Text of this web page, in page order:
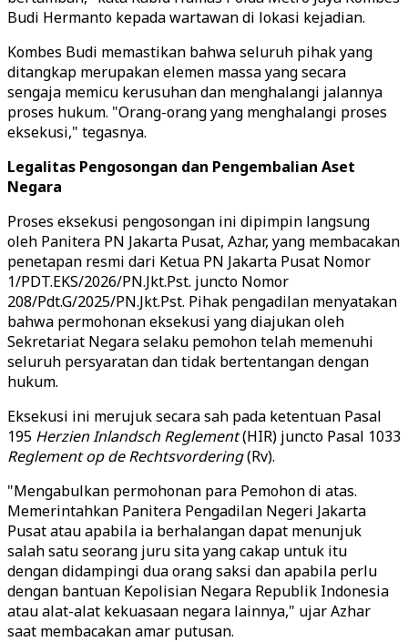
Budi Hermanto kepada wartawan di lokasi kejadian.
Kombes Budi memastikan bahwa seluruh pihak yang
ditangkap merupakan elemen massa yang secara
sengaja memicu kerusuhan dan menghalangi jalannya
proses hukum. "Orang-orang yang menghalangi proses
eksekusi," tegasnya.
Legalitas Pengosongan dan Pengembalian Aset
Negara
Proses eksekusi pengosongan ini dipimpin langsung
oleh Panitera PN Jakarta Pusat, Azhar, yang membacakan
penetapan resmi dari Ketua PN Jakarta Pusat Nomor
1/PDT.EKS/2026/PN.Jkt.Pst. juncto Nomor
208/Pdt.G/2025/PN.Jkt.Pst. Pihak pengadilan menyatakan
bahwa permohonan eksekusi yang diajukan oleh
Sekretariat Negara selaku pemohon telah memenuhi
seluruh persyaratan dan tidak bertentangan dengan
hukum.
Eksekusi ini merujuk secara sah pada ketentuan Pasal
195 Herzien Inlandsch Reglement(HIR) juncto Pasal 1033
Reglement op de Rechtsvordering(Rv).
"Mengabulkan permohonan para Pemohon di atas.
Memerintahkan Panitera Pengadilan Negeri Jakarta
Pusat atau apabila ia berhalangan dapat menunjuk
salah satu seorang juru sita yang cakap untuk itu
dengan didampingi dua orang saksi dan apabila perlu
dengan bantuan Kepolisian Negara Republik Indonesia
atau alat-alat kekuasaan negara lainnya," ujar Azhar
saat membacakan amar putusan.